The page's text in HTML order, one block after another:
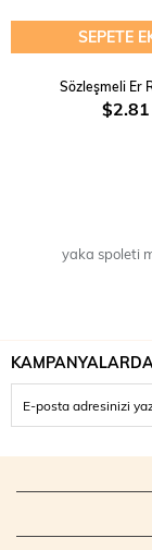
SEPETE
Sözleşmeli Er
$2.81
yaka spoleti